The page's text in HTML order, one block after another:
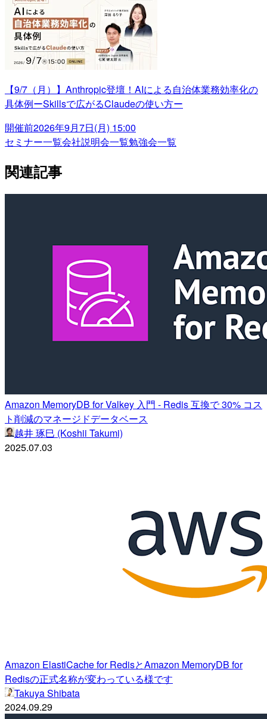
【9/7（月）】Anthropic登壇！AIによる自治体業務効率化の
具体例ーSkillsで広がるClaudeの使い方ー
開催前2026年9月7日(月) 15:00
セミナー一覧会社説明会一覧勉強会一覧
関連記事
Amazon MemoryDB for Valkey 入門 - Redis 互換で 30% コス
ト削減のマネージドデータベース
越井 琢巳 (Koshii Takumi)
2025.07.03
Amazon ElastiCache for RedisとAmazon MemoryDB for
Redisの正式名称が変わっている様です
Takuya Shibata
2024.09.29